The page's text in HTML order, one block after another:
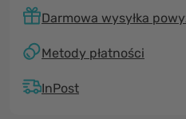
Darmowa wysyłka
Metody płatności
InPost